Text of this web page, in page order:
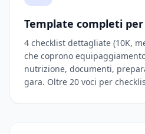
Template completi
4 checklist dettagliate (10K,
che coprono
nutrizione, documenti,
gara. Oltre 20 voci per